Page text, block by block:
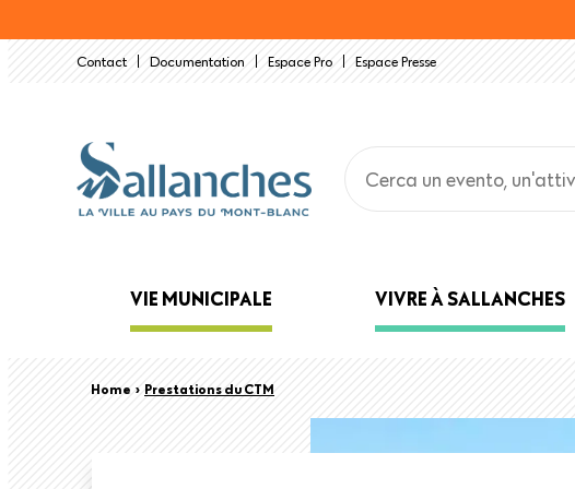
al
Contact Documentation Espace Pro Espace Presse
Main
navigation
VIE MUNICIPALE VIVRE À SALLANCHES
Briciole
Home › Prestations du CTM